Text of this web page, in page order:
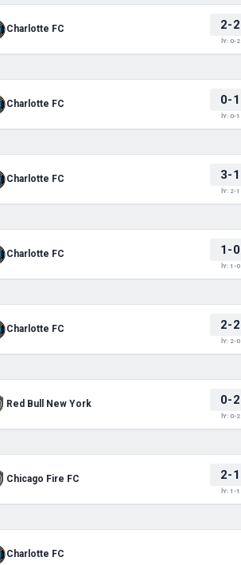
Charlotte FC 2-2
İY: 0-2
Charlotte FC 0-1
İY: 0-1
Charlotte FC 3-1
İY: 2-1
Charlotte FC 1-0
İY: 1-0
Charlotte FC 2-2
İY: 2-0
Red Bull New York 0-2
İY: 0-2
Chicago Fire FC 2-1
İY: 1-1
Charlotte FC